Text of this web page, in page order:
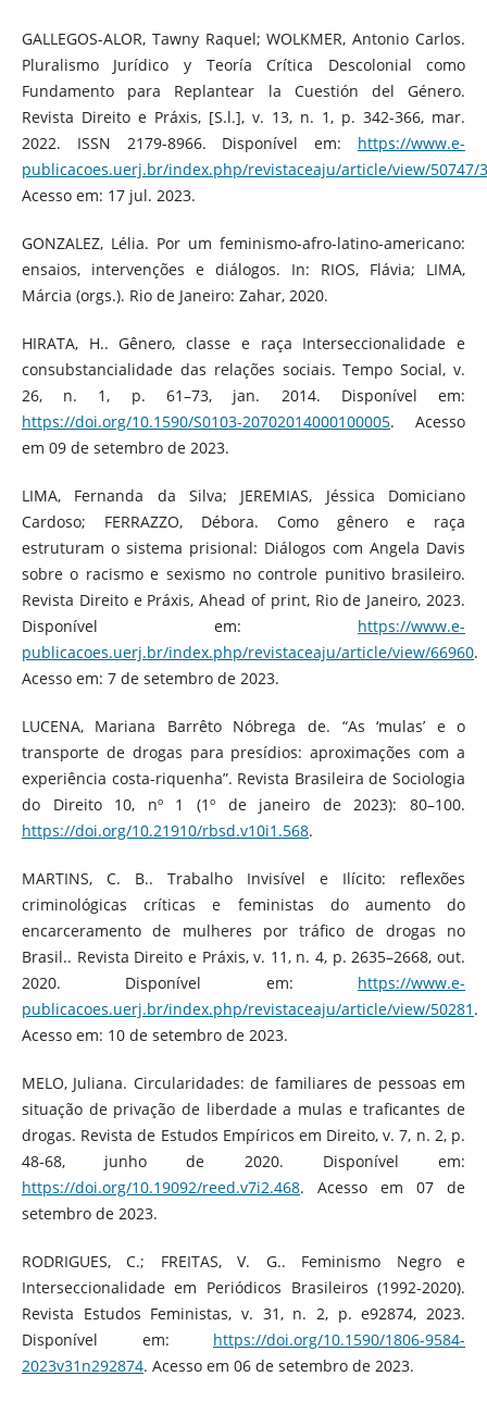
GALLEGOS-ALOR, Tawny Raquel; WOLKMER, Antonio Carlos.
Pluralismo Jurídico y Teoría Crítica Descolonial como
Fundamento para Replantear la Cuestión del Género.
Revista Direito e Práxis, [S.l.], v. 13, n. 1, p. 342-366, mar.
2022. ISSN 2179-8966. Disponível em: https://www.e-
publicacoes.uerj.br/index.php/revistaceaju/article/view/50747/
Acesso em: 17 jul. 2023.
GONZALEZ, Lélia. Por um feminismo-afro-latino-americano:
ensaios, intervenções e diálogos. In: RIOS, Flávia; LIMA,
Márcia (orgs.). Rio de Janeiro: Zahar, 2020.
HIRATA, H.. Gênero, classe e raça Interseccionalidade e
consubstancialidade das relações sociais. Tempo Social, v.
26, n. 1, p. 61–73, jan. 2014. Disponível em:
https://doi.org/10.1590/S0103-20702014000100005. Acesso
em 09 de setembro de 2023.
LIMA, Fernanda da Silva; JEREMIAS, Jéssica Domiciano
Cardoso; FERRAZZO, Débora. Como gênero e raça
estruturam o sistema prisional: Diálogos com Angela Davis
sobre o racismo e sexismo no controle punitivo brasileiro.
Revista Direito e Práxis, Ahead of print, Rio de Janeiro, 2023.
Disponível em: https://www.e-
publicacoes.uerj.br/index.php/revistaceaju/article/view/66960.
Acesso em: 7 de setembro de 2023.
LUCENA, Mariana Barrêto Nóbrega de. “As ‘mulas’ e o
transporte de drogas para presídios: aproximações com a
experiência costa-riquenha”. Revista Brasileira de Sociologia
do Direito 10, nº 1 (1º de janeiro de 2023): 80–100.
https://doi.org/10.21910/rbsd.v10i1.568.
MARTINS, C. B.. Trabalho Invisível e Ilícito: reflexões
criminológicas críticas e feministas do aumento do
encarceramento de mulheres por tráfico de drogas no
Brasil.. Revista Direito e Práxis, v. 11, n. 4, p. 2635–2668, out.
2020. Disponível em: https://www.e-
publicacoes.uerj.br/index.php/revistaceaju/article/view/50281 .
Acesso em: 10 de setembro de 2023.
MELO, Juliana. Circularidades: de familiares de pessoas em
situação de privação de liberdade a mulas e traficantes de
drogas. Revista de Estudos Empíricos em Direito, v. 7, n. 2, p.
48-68, junho de 2020. Disponível em:
https://doi.org/10.19092/reed.v7i2.468. Acesso em 07 de
setembro de 2023.
RODRIGUES, C.; FREITAS, V. G.. Feminismo Negro e
Interseccionalidade em Periódicos Brasileiros (1992-2020).
Revista Estudos Feministas, v. 31, n. 2, p. e92874, 2023.
Disponível em: https://doi.org/10.1590/1806-9584-
2023v31n292874. Acesso em 06 de setembro de 2023.